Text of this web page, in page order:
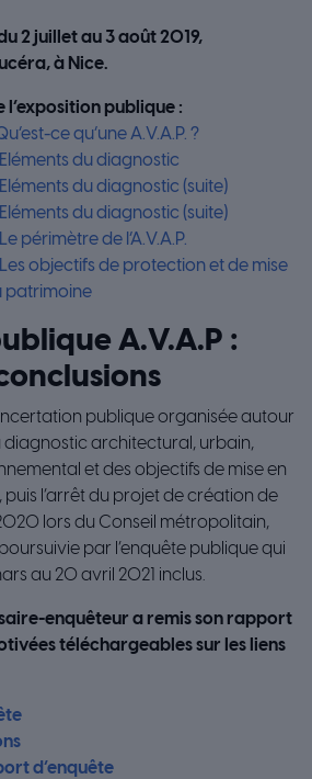
2 juillet au 3 août 2019,
à Nice.
l’exposition publique :
ce qu’une A.V.A.P. ?
du diagnostic
du diagnostic (suite)
du diagnostic (suite)
périmètre de l’A.V.A.P.
objectifs de protection et de mise
patrimoine
A.V.A.P :
publique organisée autour
architectural, urbain,
et des objectifs de mise en
l’arrêt du projet de création de
lors du Conseil métropolitain,
par l’enquête publique qui
au 20 avril 2021 inclus.
enquêteur a remis son rapport
téléchargeables sur les liens
d’enquête